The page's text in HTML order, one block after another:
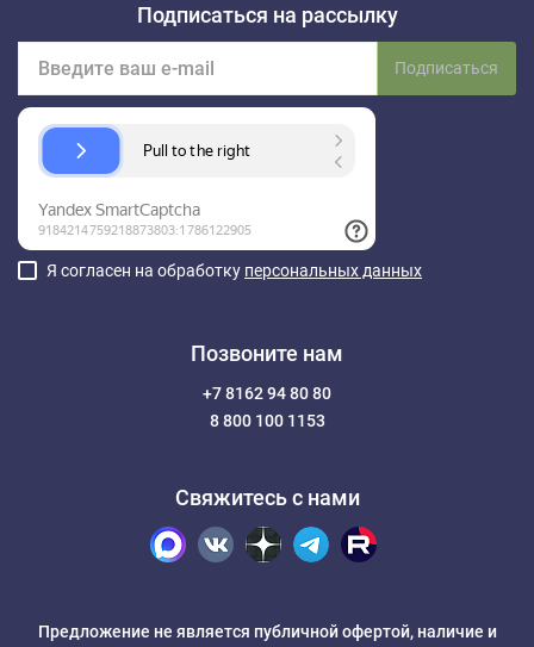
Подписаться на рассылку
Подписаться
Я согласен на обработку персональных данных
Позвоните нам
+7 8162 94 80 80
8 800 100 1153
Свяжитесь с нами
Предложение не является публичной офертой, наличие и